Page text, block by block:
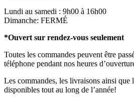
Lundi au samedi : 9h00 à 16h00
Dimanche: FERMÉ
*Ouvert sur rendez-vous seulement
Toutes les commandes peuvent être
téléphone pendant nos heures
Les commandes, les livraisons ainsi que
disponibles tout au long de l’année!